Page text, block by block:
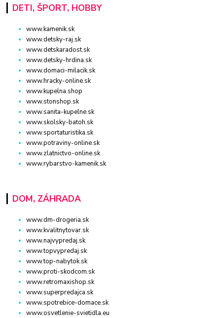
DETI, ŠPORT, HOBBY
www.kamenik.sk
www.detsky-raj.sk
www.detskaradost.sk
www.detsky-hrdina.sk
www.domaci-milacik.sk
www.hracky-online.sk
www.kupelna.shop
www.stonshop.sk
www.sanita-kupelne.sk
www.skolsky-batoh.sk
www.sportaturistika.sk
www.potraviny-online.sk
www.zlatnictvo-online.sk
www.rybarstvo-kamenik.sk
DOM, ZÁHRADA
www.dm-drogeria.sk
www.kvalitnytovar.sk
www.najvypredaj.sk
www.topvypredaj.sk
www.top-nabytok.sk
www.proti-skodcom.sk
www.retromaxishop.sk
www.superpredajca.sk
www.spotrebice-domace.sk
www.osvetlenie-svietidla.eu